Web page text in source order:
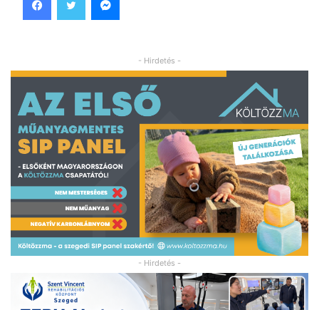
- Hirdetés -
- Hirdetés -